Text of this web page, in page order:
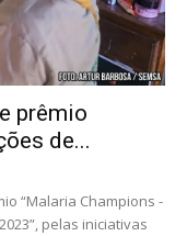
prêmio
de...
“Malaria Champions -
pelas iniciativas